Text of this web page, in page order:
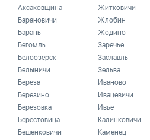
Аксаковщина
Барановичи
Барань
Бегомль
Белоозёрск
Белыничи
Береза
Березино
Березовка
Берестовица
Бешенковичи
Житковичи
Жлобин
Жодино
Заречье
Заславль
Зельва
Иваново
Ивацевичи
Ивье
Калинковичи
Каменец